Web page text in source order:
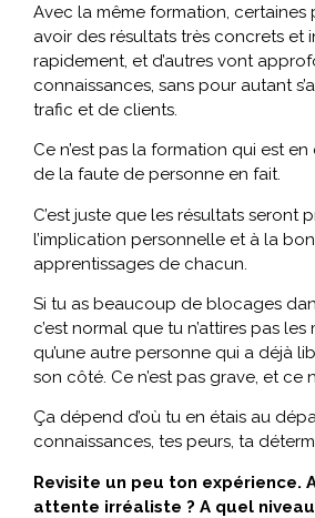
Avec la même formation, certaines
avoir des résultats très concrets et
rapidement, et d’autres vont
connaissances, sans pour autant
trafic et de clients.
Ce n’est pas la formation qui est en
de la faute de personne en fait.
C’est juste que les résultats seront
l’implication personnelle et à la
apprentissages de chacun.
Si tu as beaucoup de blocages
c’est normal que tu n’attires pas
qu’une autre personne qui a déjà
son côté. Ce n’est pas grave, et ce
Ça dépend d’où tu en étais au
connaissances, tes peurs, ta
Revisite un peu ton expérience.
attente irréaliste ? A quel